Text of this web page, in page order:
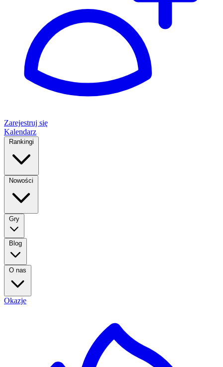
Zarejestruj się
Kalendarz
Rankingi
Nowości
Gry
Blog
O nas
Okazje